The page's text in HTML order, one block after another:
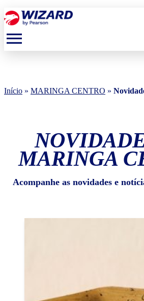
menu
Início » MARINGA CENTRO »
MARINGA
Acompanhe as novidades e